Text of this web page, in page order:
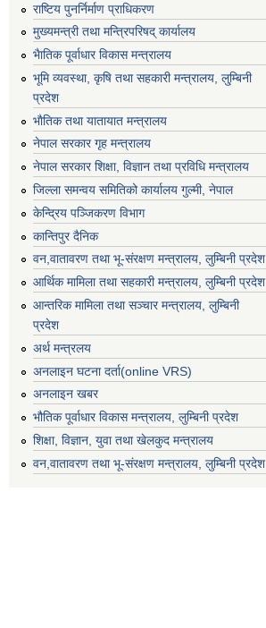
राष्टिय पुनर्निर्माण प्राधिकरण
मुख्यमन्त्री तथा मन्त्रिपरिषद् कार्यालय
भैातिक पूर्वाधार विकास मन्त्रालय
भूमि व्यवस्था, कृषि तथा सहकारी मन्त्रालय, लु्म्बिनी
प्रदेश
भाैतिक तथा यातायात मन्त्रालय
नेपाल सरकार गृह मन्त्रालय
नेपाल सरकार शिक्षा, विज्ञान तथा प्रविधि मन्त्रालय
जिल्ला समन्वय समितिको कार्यालय गुल्मी, नेपाल
केन्द्रिय पञ्जिकरण विभाग
कान्तिपुर दैनिक
वन,वातावरण तथा भू-संरक्षण मन्त्रालय, लुम्बिनी प्रदेश
आर्थिक मामिला तथा सहकारी मन्त्रालय, लुम्बिनी प्रदेश
आन्तरिक मामिला तथा सञ्चार मन्त्रालय, लुम्बिनी
प्रदेश
अर्थ मन्त्रलय
अनलाइन घटना दर्ता(online VRS)
अनलाइन खबर
भौतिक पूर्वाधार विकास मन्त्रालय, लुम्बिनी प्रदेश
शिक्षा, विज्ञान, युवा तथा खेलकुद मन्‍‍त्रालय
वन,वातावरण तथा भू-संरक्षण मन्त्रालय, लुम्बिनी प्रदेश